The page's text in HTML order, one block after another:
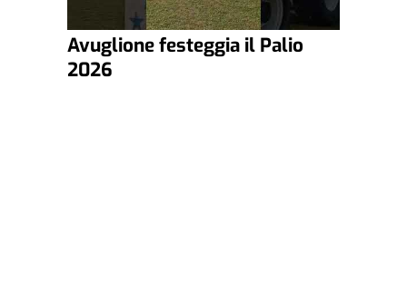
Avuglione festeggia il Palio
2026